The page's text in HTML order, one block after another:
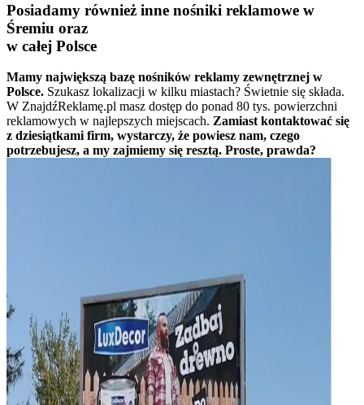
Posiadamy również inne nośniki reklamowe w
Śremiu oraz
w całej Polsce
Mamy największą bazę nośników reklamy zewnętrznej w
Polsce. Szukasz lokalizacji w kilku miastach? Świetnie się składa.
W ZnajdźReklamę.pl masz dostęp do ponad 80 tys. powierzchni
reklamowych w najlepszych miejscach. Zamiast kontaktować się
z dziesiątkami firm, wystarczy, że powiesz nam, czego
potrzebujesz, a my zajmiemy się resztą. Proste, prawda?